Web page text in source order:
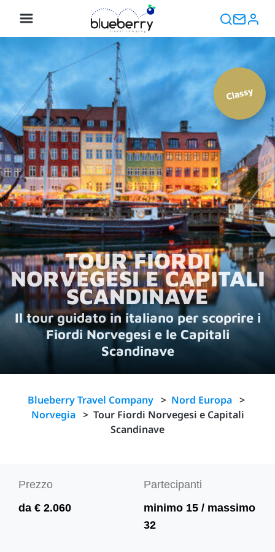
Classy
TOUR FIORDI
NORVEGESI E CAPITALI
SCANDINAVE
Il tour guidato in italiano per scoprire i
Fiordi Norvegesi e le Capitali
Scandinave
Blueberry Travel Company > Nord Europa >
Norvegia> Tour Fiordi Norvegesi e Capitali
Scandinave
Prezzo
da € 2.060
Partecipanti
minimo 15 / massimo
32